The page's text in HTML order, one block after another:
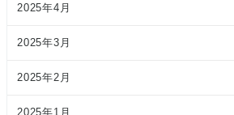
2025年4月
2025年3月
2025年2月
2025年1月